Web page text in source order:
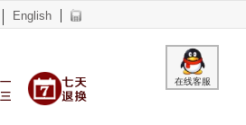
English
在线客服